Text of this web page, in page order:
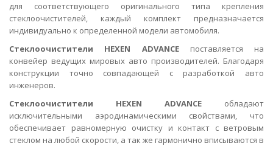
для соответствующего оригинального типа крепления
стеклоочистителей, каждый комплект предназначается
индивидуально к определенной модели автомобиля.
Стеклоочистители HEXEN ADVANCEпоставляется на
конвейер ведущих мировых авто производителей. Благодаря
конструкции точно совпадающей с разработкой авто
инженеров.
Cтеклоочистители HEXEN ADVANCE обладают
исключительными аэродинамическими свойствами, что
обеспечивает равномерную очистку и контакт с ветровым
стеклом на любой скорости, а так же гармонично вписываются в